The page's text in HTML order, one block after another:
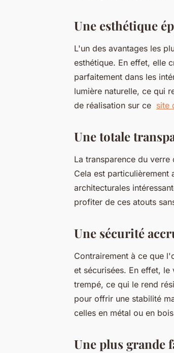
Une esthétique
L'un des avantages les
esthétique. En effet, elle
parfaitement dans les
lumière naturelle, ce qui
de réalisation sur ce site
Une totale
La transparence du
Cela est particulièrement
architecturales
profiter de ces atouts
Une sécurité
Contrairement à ce que
et sécurisées. En effet,
trempé, ce qui le rend
pour offrir une stabilité
celles en métal ou en
Une plus grande